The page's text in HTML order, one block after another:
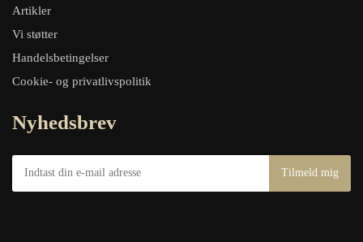
Artikler
Vi støtter
Handelsbetingelser
Cookie- og privatlivspolitik
Nyhedsbrev